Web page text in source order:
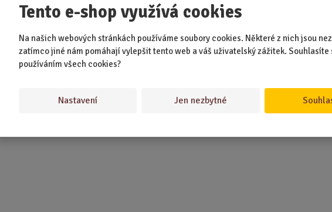
Tento e-shop využívá cookies
Na našich webových stránkách používáme soubory cookies. Některé z nich jsou
zatímco jiné nám pomáhají vylepšit tento web a váš uživatelský zážitek. Souhlasíte
používáním všech cookies?
Nastavení Jen nezbytné